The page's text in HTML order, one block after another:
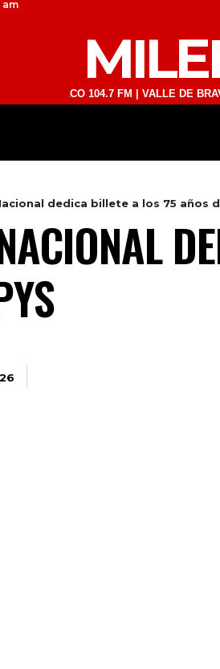
am
104.7 FM | VALLE DE BRAVO
dedica billete a los 75 años